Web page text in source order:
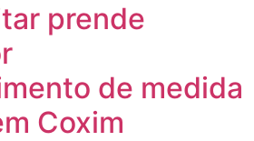
prende
de medida
Coxim